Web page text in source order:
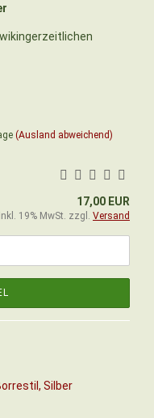
(Ausland abweichend)
17,00 EUR
inkl. 19% MwSt. zzgl. Versand